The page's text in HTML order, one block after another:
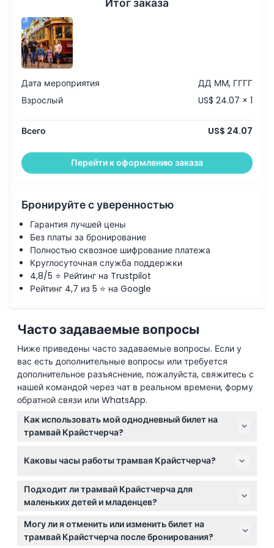
трамвай обеспечивает легкое соединение с главными
достопримечательностями Крайстчерча.
Основные моменты
Включено
Политика в отношении детей и взрослых
Исключения
Вещи, которые нужно знать
Местоположение
Политика отмены
Итог заказа
Дата мероприятия
ДД ММ, ГГГГ
Взрослый
US$ 24.07 × 1
Всего US$ 24.07
Перейти к оформлению заказа
Бронируйте с уверенностью
Гарантия лучшей цены
Без платы за бронирование
Полностью сквозное шифрование платежа
Круглосуточная служба поддержки
4,8/5 ⭐ Рейтинг на Trustpilot
Рейтинг 4,7 из 5 ⭐ на Google
Часто задаваемые вопросы
Ниже приведены часто задаваемые вопросы. Если у
вас есть дополнительные вопросы или требуется
дополнительное разъяснение, пожалуйста, свяжитесь с
нашей командой через чат в реальном времени, форму
обратной связи или WhatsApp.
Как использовать мой однодневный билет на
трамвай Крайстчерча?
неограниченно ездить на трамвае в течение
Крайстчерч в своем собственном темпе. Просто
показывайте билет кондуктору каждый раз при
Каковы часы работы трамвая Крайстчерча?
Трамваи работают с 9:00 до 18:00 летом (с октября
по март) и с 10:00 до 17:00 зимой (с апреля по
сентябрь), отправления примерно каждые 15-20
минут. (могут быть изменения — пожалуйста,
уточняйте при бронировании)
Подходит ли трамвай Крайстчерча для
маленьких детей и младенцев?
Да, дети и младенцы приветствуются на борту, но
все пассажиры, включая младенцев и детей,
должны быть включены в количество людей при
Могу ли я отменить или изменить билет на
трамвай Крайстчерча после бронирования?